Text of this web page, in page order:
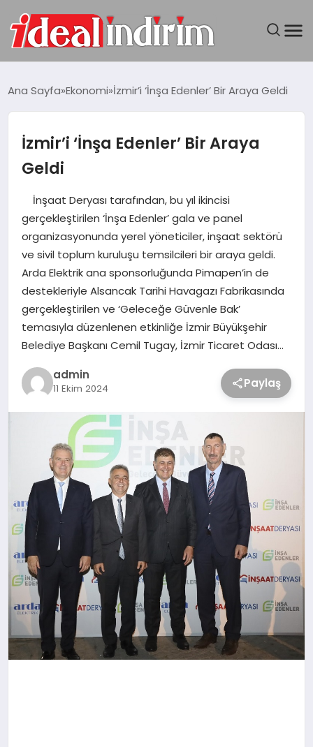
BILGISAYAR
DÜNYA
TEKNOLOJI
YAŞAM
Ana Sayfa Ekonomi İzmir’i ‘İnşa Edenler’ Bir Araya Geldi
İzmir’i ‘İnşa Edenler’ Bir Araya
Geldi
İnşaat Deryası tarafından, bu yıl ikincisi
gerçekleştirilen ‘İnşa Edenler’ gala ve panel
organizasyonunda yerel yöneticiler, inşaat sektörü
ve sivil toplum kuruluşu temsilcileri bir araya geldi.
Arda Elektrik ana sponsorluğunda Pimapen’in de
destekleriyle Alsancak Tarihi Havagazı Fabrikasında
gerçekleştirilen ve ‘Geleceğe Güvenle Bak’
temasıyla düzenlenen etkinliğe İzmir Büyükşehir
Belediye Başkanı Cemil Tugay, İzmir Ticaret Odası…
admin
11 Ekim 2024 Paylaş